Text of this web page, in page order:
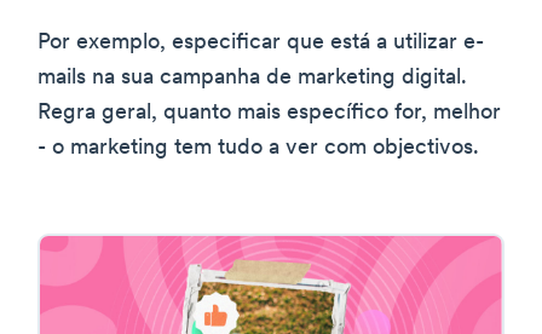
Por exemplo, especificar que está a utilizar e-
mails na sua campanha de marketing digital.
Regra geral, quanto mais específico for, melhor
- o marketing tem tudo a ver com objectivos.